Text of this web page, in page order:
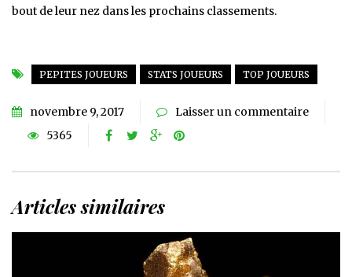
bout de leur nez dans les prochains classements.
PEPITES JOUEURS STATS JOUEURS TOP JOUEURS
novembre 9, 2017
Laisser un commentaire
5365
Articles similaires